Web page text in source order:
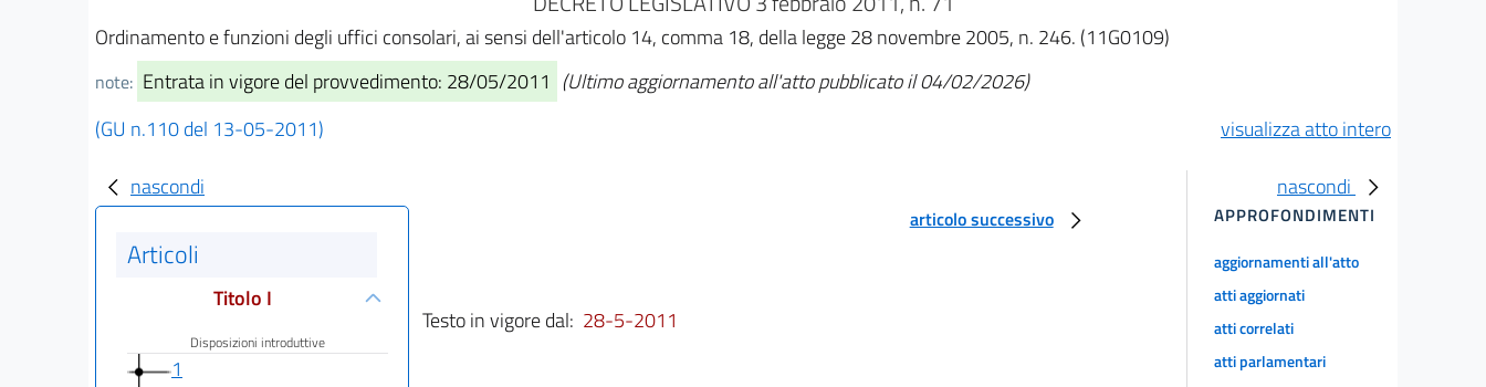
Ordinamento e funzioni degli uffici consolari, ai sensi dell'articolo 14, comma 18, della legge 28 novembre 2005, n. 246. (11G0109)
note: Entrata in vigore del provvedimento: 28/05/2011 (Ultimo aggiornamento all'atto pubblicato il 04/02/2026)
(GU n.110 del 13-05-2011)
visualizza atto intero
nascondi
Articoli
Titolo I
Disposizioni introduttive
1
articolo successivo
Testo in vigore dal: 28-5-2011
nascondi
APPROFONDIMENTI
aggiornamenti all'atto
atti aggiornati
atti correlati
atti parlamentari